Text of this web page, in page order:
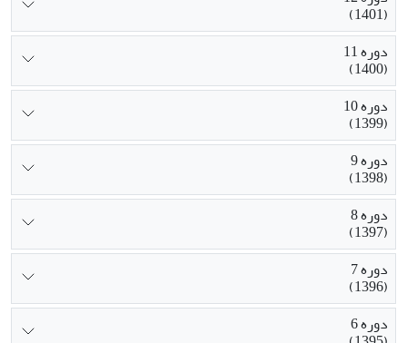
(1401)
دوره 11
(1400)
دوره 10
(1399)
دوره 9
(1398)
دوره 8
(1397)
دوره 7
(1396)
دوره 6